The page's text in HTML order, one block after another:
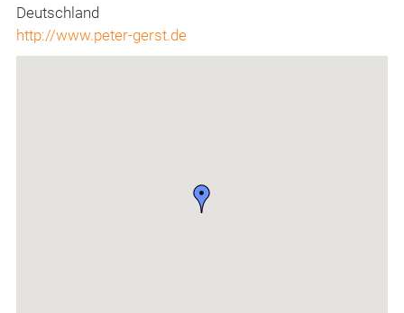
Deutschland
http://www.peter-gerst.de